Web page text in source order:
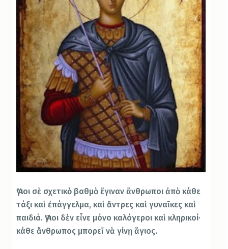
Ἅγιοι σὲ σχετικὸ βαθμὸ ἔγιναν ἄν­θρωποι ἀπὸ κάθε
τάξι καὶ ἐπάγγελμα, καὶ ἄντρες καὶ γυναῖκες καὶ
παιδιά. Ἅγιοι δὲν εἶνε μόνο καλό­γεροι καὶ κληρικοί·
κάθε ἄνθρωπος μπορεῖ νὰ γίνῃ ἅγιος.